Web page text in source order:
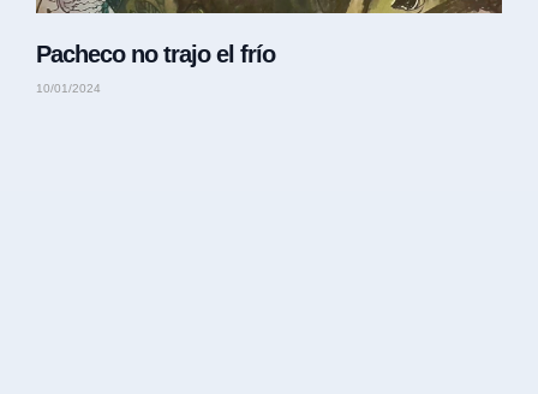
Pacheco no trajo el frío
10/01/2024